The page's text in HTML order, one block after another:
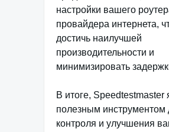
настройки вашего
провайдера интернета,
достичь наилучшей
производительности и
минимизировать
В итоге, Speedtestmaster
полезным инструментом
контроля и улучшения